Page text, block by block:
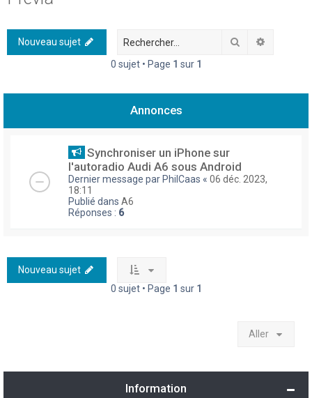
h
r
Nouveau sujet Rechercher
0 sujet • Page 1 sur 1
Annonces
Synchroniser un iPhone sur
l'autoradio Audi A6 sous Android
Dernier message par PhilCaas « 06 déc. 2023,
18:11
Publié dans A6
Réponses : 6
Nouveau sujet
0 sujet • Page 1 sur 1
Aller
Information